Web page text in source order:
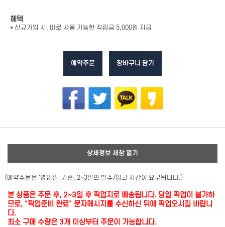
혜택
* 신규가입 시, 바로 사용 가능한 적립금 5,000원 지급
예약주문 장바구니 담기
상세정보 새창 열기
(예약주문은 '영업일' 기준, 2~3일의 발주/입고 시간이 요구됩니다.)
본 상품은 주문 후, 2~3일 후 픽업지로 배송됩니다. 당일 픽업이 불가하
므로, "픽업준비 완료" 문자메시지를 수신하신 뒤에 픽업오시길 바랍니
다.
최소 구매 수량은 3개 이상부터 주문이 가능합니다.